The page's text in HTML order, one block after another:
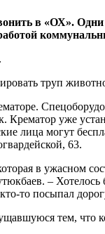
в «ОХ».
труп
уже
лица могут
63.
в
–
то посыпал
тем, что